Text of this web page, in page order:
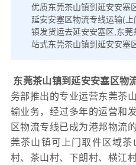
优质东莞茶山镇到延安安塞
延安安塞区物流专线运输(
镇发货运去延安安塞区,东
站式东莞茶山镇到延安安塞
东莞茶山镇到延安安塞区物
务部推出的专业运营东莞茶
输业务，经过多年的运营和
区物流专线已成为港邦物流
莞茶山镇可上门取件区域
村、茶山村、下朗村、横江